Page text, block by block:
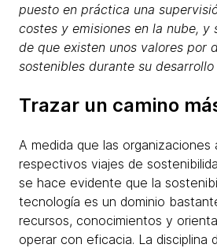
puesto en práctica una
costes y emisiones en la nube, y
de que existen unos valores por
sostenibles durante su desarrollo
Trazar un camino
A medida que las organizaciones
respectivos viajes de
se hace evidente que la
tecnología es un dominio
recursos, conocimientos y
operar con eficacia. La disciplina